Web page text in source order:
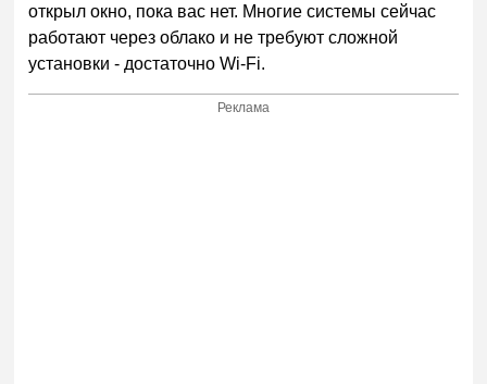
открыл окно, пока вас нет. Многие системы сейчас
работают через облако и не требуют сложной
установки - достаточно Wi-Fi.
Реклама